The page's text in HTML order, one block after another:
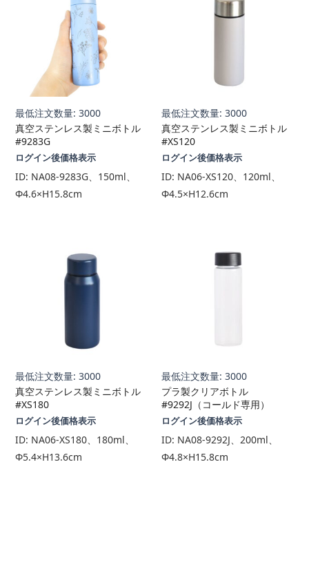
最低注文数量: 3000
真空ステンレス製ミニボトル
#9283G
ログイン後価格表示
ID: NA08-9283G、150ml、
Φ4.6×H15.8cm
最低注文数量: 3000
真空ステンレス製ミニボトル
#XS120
ログイン後価格表示
ID: NA06-XS120、120ml、
Φ4.5×H12.6cm
最低注文数量: 3000
真空ステンレス製ミニボトル
#XS180
ログイン後価格表示
ID: NA06-XS180、180ml、
Φ5.4×H13.6cm
最低注文数量: 3000
プラ製クリアボトル
#9292J（コールド専用）
ログイン後価格表示
ID: NA08-9292J、200ml、
Φ4.8×H15.8cm